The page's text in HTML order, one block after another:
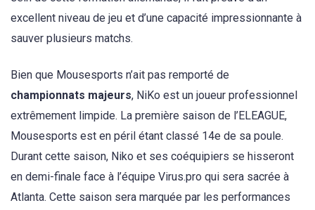
excellent niveau de jeu et d’une capacité impressionnante à
sauver plusieurs matchs.
Bien que Mousesports n’ait pas remporté de
championnats majeurs, NiKo est un joueur professionnel
extrêmement limpide. La première saison de l’ELEAGUE,
Mousesports est en péril étant classé 14e de sa poule.
Durant cette saison, Niko et ses coéquipiers se hisseront
en demi-finale face à l’équipe Virus.pro qui sera sacrée à
Atlanta. Cette saison sera marquée par les performances